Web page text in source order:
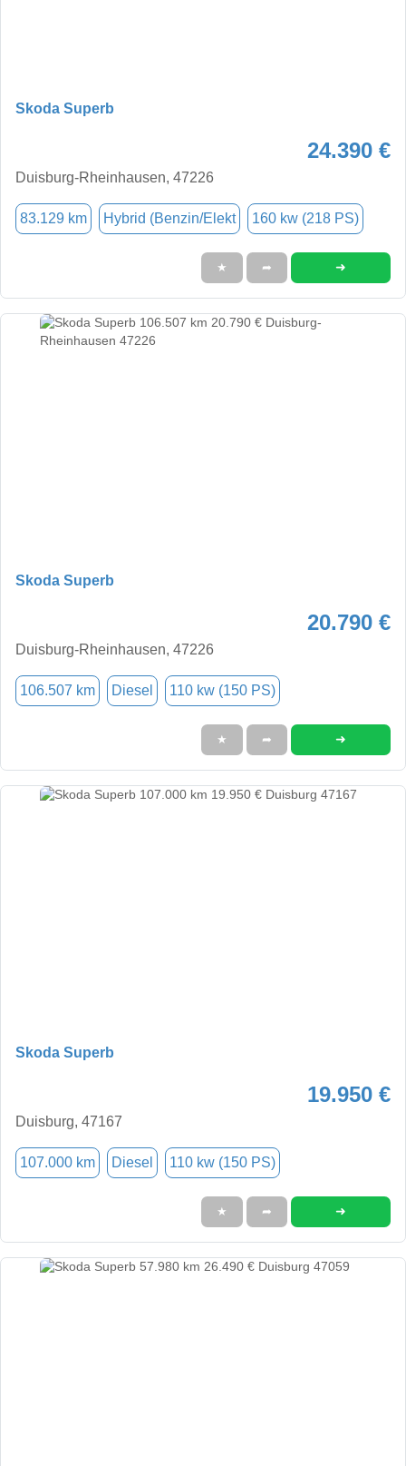
Skoda Superb
24.390 €
Duisburg-Rheinhausen, 47226
83.129 km Hybrid (Benzin/Elekt 160 kw (218 PS)
★ ➦ ➜
Skoda Superb
20.790 €
Duisburg-Rheinhausen, 47226
106.507 km Diesel 110 kw (150 PS)
★ ➦ ➜
Skoda Superb
19.950 €
Duisburg, 47167
107.000 km Diesel 110 kw (150 PS)
★ ➦ ➜